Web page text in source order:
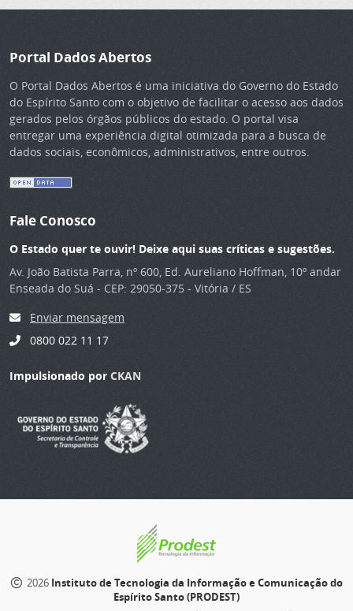
Portal Dados Abertos
O Portal Dados Abertos é uma iniciativa do Governo do Estado
do Espírito Santo com o objetivo de facilitar o acesso aos dados
gerados pelos órgãos públicos do estado. O portal visa
entregar uma experiência digital otimizada para a busca de
dados sociais, econômicos, administrativos, entre outros.
Fale Conosco
O Estado quer te ouvir! Deixe aqui suas críticas e sugestões.
Av. João Batista Parra, nº 600, Ed. Aureliano Hoffman, 10º andar
Enseada do Suá - CEP: 29050-375 - Vitória / ES
Enviar mensagem
0800 022 11 17
Impulsionado por CKAN
2026 Instituto de Tecnologia da Informação e Comunicação do
Espírito Santo (PRODEST)